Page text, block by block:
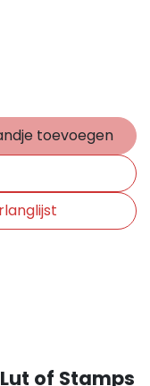
toevoegen
of Stamps